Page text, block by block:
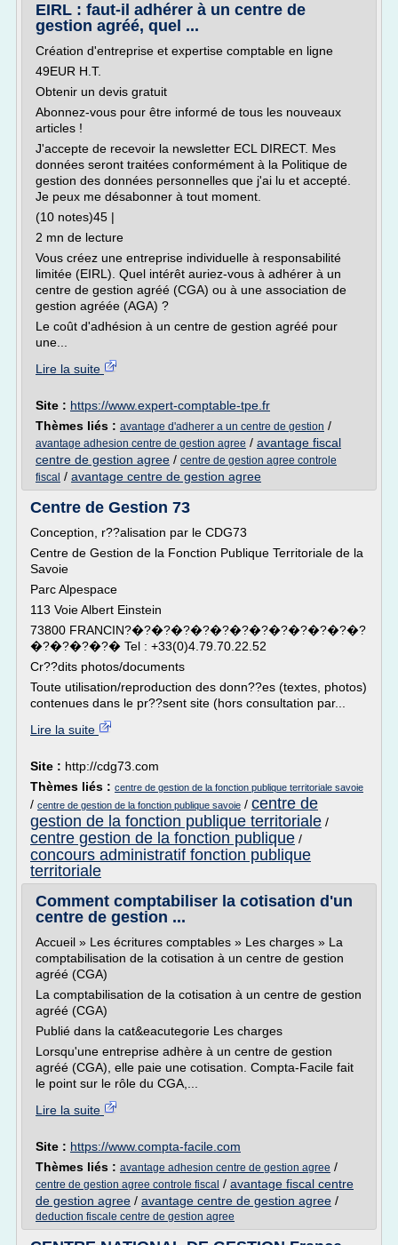
EIRL : faut-il adhérer à un centre de
gestion agréé, quel ...
Création d'entreprise et expertise comptable en ligne
49EUR H.T.
Obtenir un devis gratuit
Abonnez-vous pour être informé de tous les nouveaux
articles !
J'accepte de recevoir la newsletter ECL DIRECT. Mes
données seront traitées conformément à la Politique de
gestion des données personnelles que j'ai lu et accepté.
Je peux me désabonner à tout moment.
(10 notes)45 |
2 mn de lecture
Vous créez une entreprise individuelle à responsabilité
limitée (EIRL). Quel intérêt auriez-vous à adhérer à un
centre de gestion agréé (CGA) ou à une association de
gestion agréée (AGA) ?
Le coût d'adhésion à un centre de gestion agréé pour
une...
Lire la suite
Site : https://www.expert-comptable-tpe.fr
Thèmes liés : avantage d'adherer a un centre de gestion /
avantage adhesion centre de gestion agree / avantage fiscal
centre de gestion agree / centre de gestion agree controle
fiscal / avantage centre de gestion agree
Centre de Gestion 73
Conception, r??alisation par le CDG73
Centre de Gestion de la Fonction Publique Territoriale de la
Savoie
Parc Alpespace
113 Voie Albert Einstein
73800 FRANCIN?�?�?�?�?�?�?�?�?�?�?�?�?
�?�?�?�?� Tel : +33(0)4.79.70.22.52
Cr??dits photos/documents
Toute utilisation/reproduction des donn??es (textes, photos)
contenues dans le pr??sent site (hors consultation par...
Lire la suite
Site : http://cdg73.com
Thèmes liés : centre de gestion de la fonction publique territoriale savoie
/ centre de gestion de la fonction publique savoie / centre de
gestion de la fonction publique territoriale /
centre gestion de la fonction publique /
concours administratif fonction publique
territoriale
Comment comptabiliser la cotisation d'un
centre de gestion ...
Accueil » Les écritures comptables » Les charges » La
comptabilisation de la cotisation à un centre de gestion
agréé (CGA)
La comptabilisation de la cotisation à un centre de gestion
agréé (CGA)
Publié dans la cat&eacutegorie Les charges
Lorsqu'une entreprise adhère à un centre de gestion
agréé (CGA), elle paie une cotisation. Compta-Facile fait
le point sur le rôle du CGA,...
Lire la suite
Site : https://www.compta-facile.com
Thèmes liés : avantage adhesion centre de gestion agree /
centre de gestion agree controle fiscal / avantage fiscal centre
de gestion agree / avantage centre de gestion agree /
deduction fiscale centre de gestion agree